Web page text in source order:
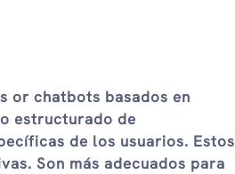
or chatbots basados ​​en
estructurado de
de los usuarios. Estos
Son más adecuados para